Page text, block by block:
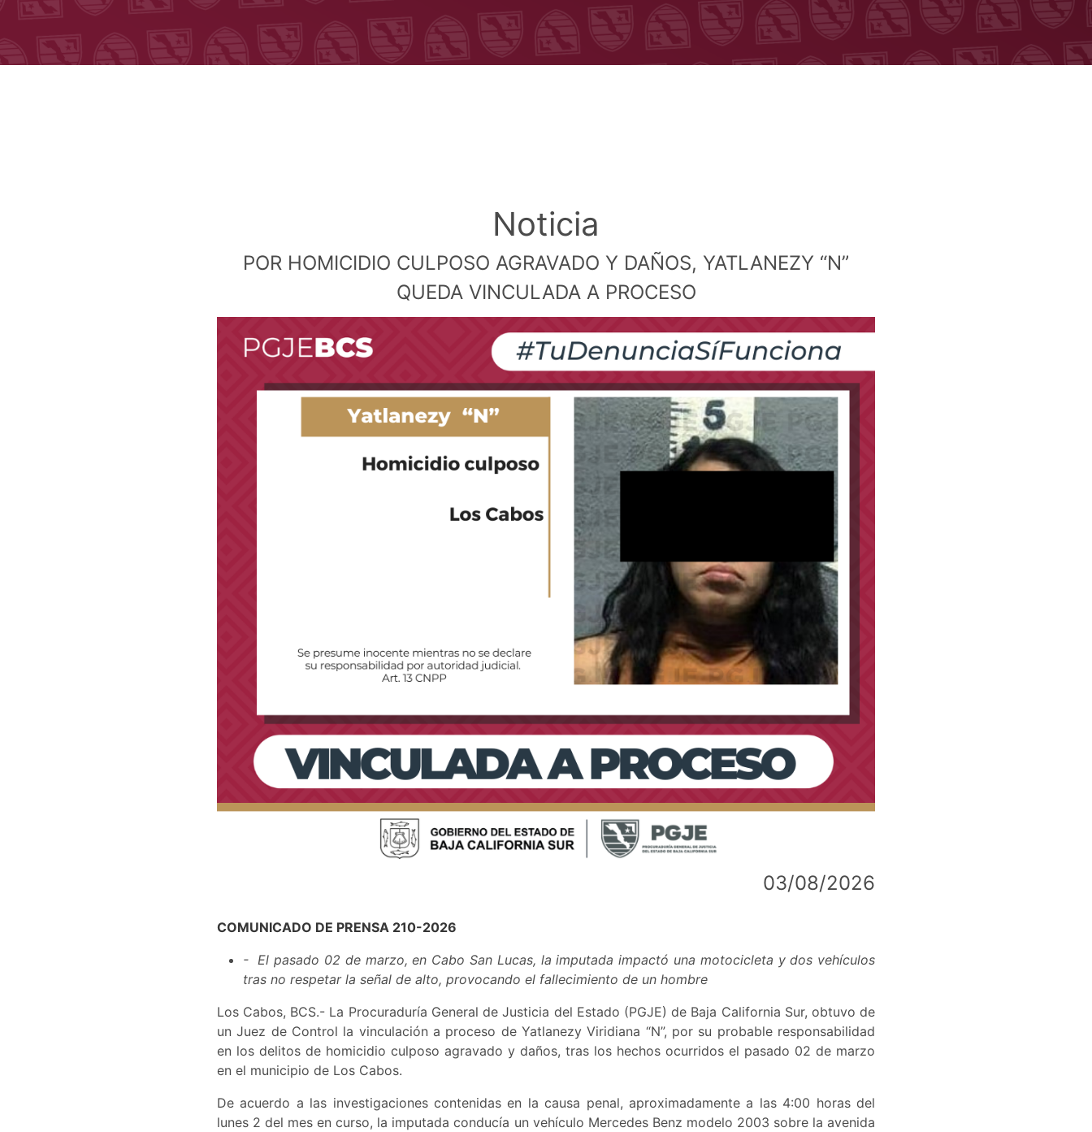
Noticia
POR HOMICIDIO CULPOSO AGRAVADO Y DAÑOS, YATLANEZY “N”
QUEDA VINCULADA A PROCESO
03/08/2026
COMUNICADO DE PRENSA 210-2026
- El pasado 02 de marzo, en Cabo San Lucas, la imputada impactó una motocicleta y dos vehículos
tras no respetar la señal de alto, provocando el fallecimiento de un hombre
Los Cabos, BCS.- La Procuraduría General de Justicia del Estado (PGJE) de Baja California Sur, obtuvo de
un Juez de Control la vinculación a proceso de Yatlanezy Viridiana “N”, por su probable responsabilidad
en los delitos de homicidio culposo agravado y daños, tras los hechos ocurridos el pasado 02 de marzo
en el municipio de Los Cabos.
De acuerdo a las investigaciones contenidas en la causa penal, aproximadamente a las 4:00 horas del
lunes 2 del mes en curso, la imputada conducía un vehículo Mercedes Benz modelo 2003 sobre la avenida